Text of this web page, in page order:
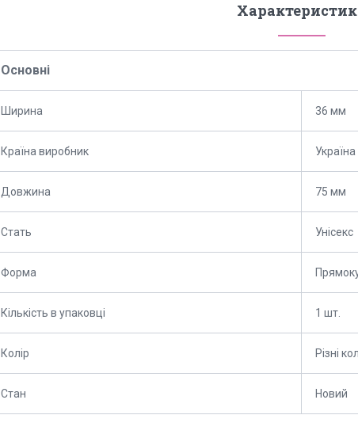
Основні
Ширина 36 мм
Країна виробник Україна
Довжина 75 мм
Стать Унісекс
Форма
Кількість в упаковці 1 шт.
Колір Різні
Стан Новий